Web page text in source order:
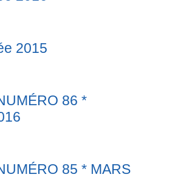
2015
86 *
85 * MARS